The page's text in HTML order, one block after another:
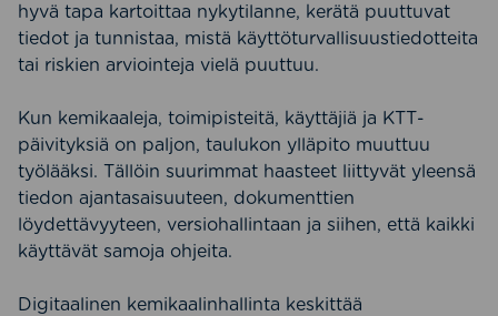
hyvä tapa kartoittaa nykytilanne, kerätä puuttuvat
tiedot ja tunnistaa, mistä käyttöturvallisuustiedotteita
tai riskien arviointeja vielä puuttuu.
Kun kemikaaleja, toimipisteitä, käyttäjiä ja KTT-
päivityksiä on paljon, taulukon ylläpito muuttuu
työlääksi. Tällöin suurimmat haasteet liittyvät yleensä
tiedon ajantasaisuuteen, dokumenttien
löydettävyyteen, versiohallintaan ja siihen, että kaikki
käyttävät samoja ohjeita.
Digitaalinen kemikaalinhallinta keskittää